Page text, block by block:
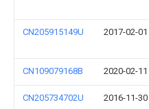
CN205915149U 2017-02-01
CN109079168B 2020-02-11
CN205734702U 2016-11-30